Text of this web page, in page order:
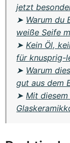
jetzt
➤ Warum du
weiße Seife
➤ Kein Öl,
für knusprig-
➤ Warum
gut aus dem
➤ Mit